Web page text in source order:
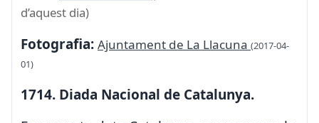
d’aquest dia)
Fotografia: Ajuntament de La Llacuna (2017-04-
01)
1714. Diada Nacional de Catalunya.